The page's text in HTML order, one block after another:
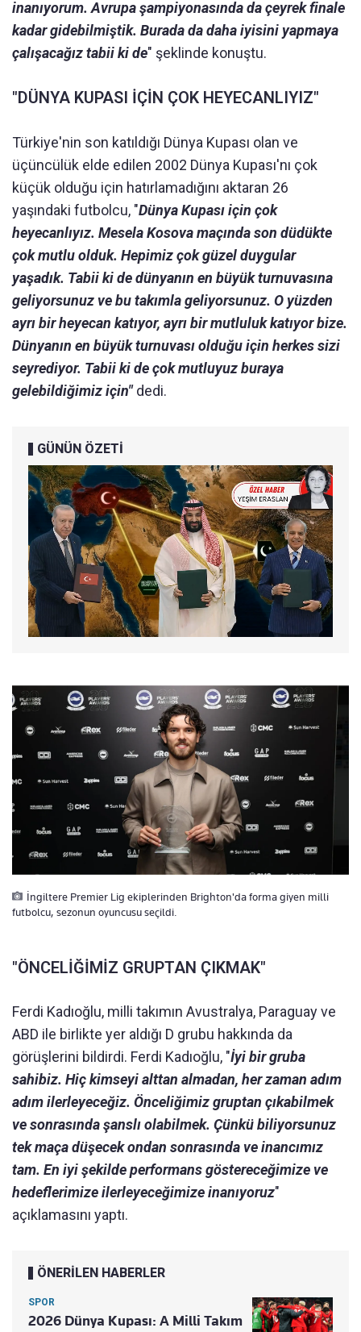
inanıyorum. Avrupa şampiyonasında da çeyrek finale
kadar gidebilmiştik. Burada da daha iyisini yapmaya
çalışacağız tabii ki de" şeklinde konuştu.
"DÜNYA KUPASI İÇİN ÇOK HEYECANLIYIZ"
Türkiye'nin son katıldığı Dünya Kupası olan ve
üçüncülük elde edilen 2002 Dünya Kupası'nı çok
küçük olduğu için hatırlamadığını aktaran 26
yaşındaki futbolcu, "Dünya Kupası için çok
heyecanlıyız. Mesela Kosova maçında son düdükte
çok mutlu olduk. Hepimiz çok güzel duygular
yaşadık. Tabii ki de dünyanın en büyük turnuvasına
geliyorsunuz ve bu takımla geliyorsunuz. O yüzden
ayrı bir heyecan katıyor, ayrı bir mutluluk katıyor bize.
Dünyanın en büyük turnuvası olduğu için herkes sizi
seyrediyor. Tabii ki de çok mutluyuz buraya
gelebildiğimiz için"dedi.
GÜNÜN ÖZETİ
İngiltere Premier Lig ekiplerinden Brighton'da forma giyen milli
futbolcu, sezonun oyuncusu seçildi.
"ÖNCELİĞİMİZ GRUPTAN ÇIKMAK"
Ferdi Kadıoğlu, milli takımın Avustralya, Paraguay ve
ABD ile birlikte yer aldığı D grubu hakkında da
görüşlerini bildirdi. Ferdi Kadıoğlu, "İyi bir gruba
sahibiz. Hiç kimseyi alttan almadan, her zaman adım
adım ilerleyeceğiz. Önceliğimiz gruptan çıkabilmek
ve sonrasında şanslı olabilmek. Çünkü biliyorsunuz
tek maça düşecek ondan sonrasında ve inancımız
tam. En iyi şekilde performans göstereceğimize ve
hedeflerimize ilerleyeceğimize inanıyoruz"
açıklamasını yaptı.
ÖNERİLEN HABERLER
SPOR
2026 Dünya Kupası: A Milli Takım